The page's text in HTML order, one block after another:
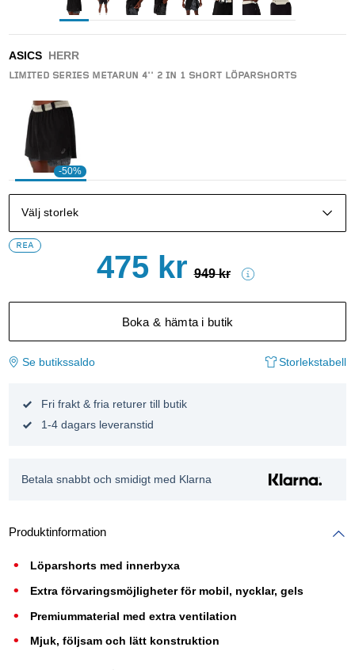
ASICS HERR
LIMITED SERIES METARUN 4'' 2 IN 1 SHORT LÖPARSHORTS
-50%
Välj storlek
475kr
REA
949kr
Boka & hämta i butik
Se butikssaldo Storlekstabell
Fri frakt & fria returer till butik
1-4 dagars leveranstid
Betala snabbt och smidigt med Klarna
Produktinformation
Löparshorts med innerbyxa
Extra förvaringsmöjligheter för mobil, nycklar, gels
Premiummaterial med extra ventilation
Mjuk, följsam och lätt konstruktion